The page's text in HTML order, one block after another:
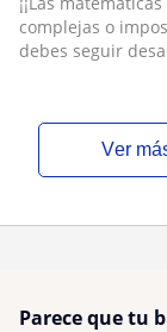
complejas o
debes seguir
ver
Parece que tu